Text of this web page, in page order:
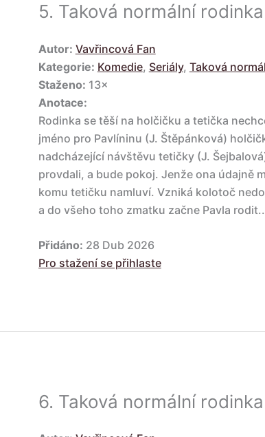
5. Taková normální
Autor: Vavřincová Fan
Kategorie: Komedie, Seriály, Taková
Staženo: 13×
Anotace:
Rodinka se těší na holčičku a tetička
jméno pro Pavlíninu (J. Štěpánková)
nadcházející návštěvu tetičky (J.
provdali, a bude pokoj. Jenže ona údajně
komu tetičku namluví. Vzniká kolotoč
a do všeho toho zmatku začne Pavla
Přidáno: 28 Dub 2026
Pro stažení se přihlaste
6. Taková normální